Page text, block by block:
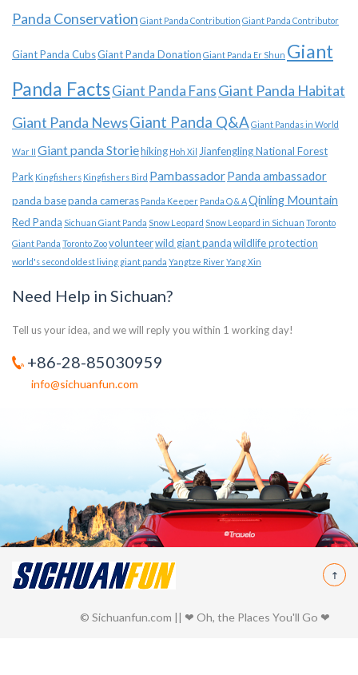
Panda Conservation Giant Panda Contribution Giant Panda Contributor
Giant Panda CubsGiant Panda Donation Giant Panda Er Shun Giant
Panda FactsGiant Panda FansGiant Panda Habitat
Giant Panda NewsGiant Panda Q&A Giant Pandas in World
War II Giant panda Storiehiking Hoh Xil Jianfengling National Forest
Park Kingfishers Kingfishers Bird PambassadorPanda ambassador
panda basepanda cameras Panda Keeper Panda Q & AQinling Mountain
Red Panda Sichuan Giant Panda Snow Leopard Snow Leopard in Sichuan Toronto
Giant Panda Toronto Zoovolunteerwild giant pandawildlife protection
world's second oldest living giant panda Yangtze RiverYang Xin
Need Help in Sichuan?
Tell us your idea, and we will reply you within 1 working day!
+86-28-85030959
info@sichuanfun.com
© Sichuanfun.com || ❤ Oh, the Places You'll Go ❤